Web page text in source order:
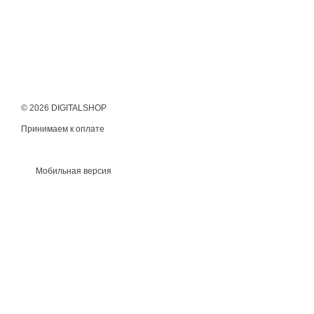
© 2026 DIGITALSHOP
Принимаем к оплате
Мобильная версия